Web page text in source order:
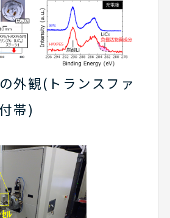
外観(トランスファ
帯)